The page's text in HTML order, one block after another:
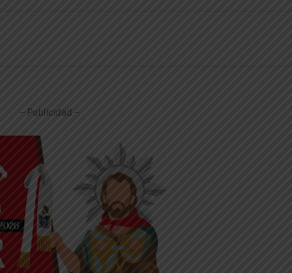
-- Publicidad --